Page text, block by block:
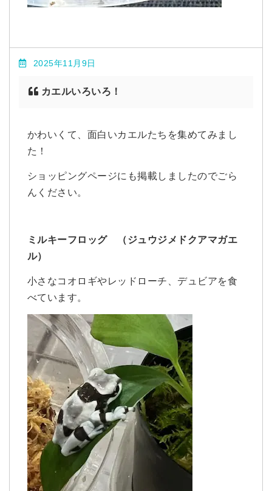
2025年11月9日
カエルいろいろ！
かわいくて、面白いカエルたちを集めてみまし
た！
ショッピングページにも掲載しましたのでごら
んください。
ミルキーフロッグ （ジュウジメドクアマガエ
ル）
小さなコオロギやレッドローチ、デュビアを食
べています。